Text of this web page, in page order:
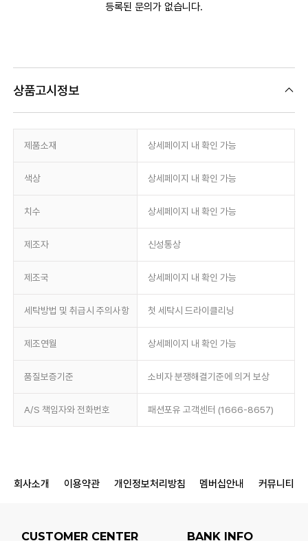
등록된 문의가 없습니다.
상품고시정보
제품소재 상세페이지 내 확인 가능
색상 상세페이지 내 확인 가능
치수 상세페이지 내 확인 가능
제조자 신성통상
제조국 상세페이지 내 확인 가능
세탁방법 및 취급시 주의사항 첫 세탁시 드라이클리닝
제조연월 상세페이지 내 확인 가능
품질보증기준 소비자 분쟁해결기준에 의거 보상
A/S 책임자와 전화번호 패션포유 고객센터 (1666-8657)
회사소개 이용약관 개인정보처리방침 멤버십안내 커뮤니티
CUSTOMER CENTER BANK INFO